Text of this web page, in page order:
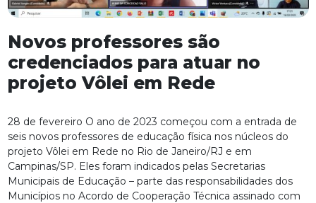
Novos professores são
credenciados para atuar no
projeto Vôlei em Rede
28 de fevereiro O ano de 2023 começou com a entrada de
seis novos professores de educação física nos núcleos do
projeto Vôlei em Rede no Rio de Janeiro/RJ e em
Campinas/SP. Eles foram indicados pelas Secretarias
Municipais de Educação – parte das responsabilidades dos
Municípios no Acordo de Cooperação Técnica assinado com